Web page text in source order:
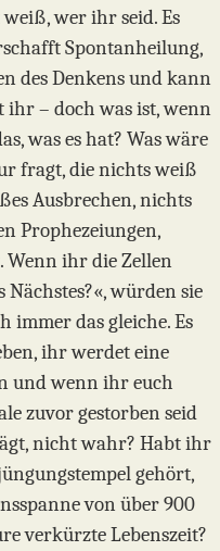
wer ihr seid. Es
Spontanheilung,
des Denkens und kann
ihr – doch was ist, wenn
was es hat? Was wäre
fragt, die nichts weiß
Ausbrechen, nichts
Prophezeiungen,
Wenn ihr die Zellen
würden sie
immer das gleiche. Es
ihr werdet eine
und wenn ihr euch
zuvor gestorben seid
nicht wahr? Habt ihr
gehört,
von über 900
verkürzte Lebenszeit?